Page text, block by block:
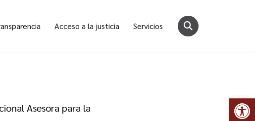
Acceso a la justicia Servicios
Asesora para la